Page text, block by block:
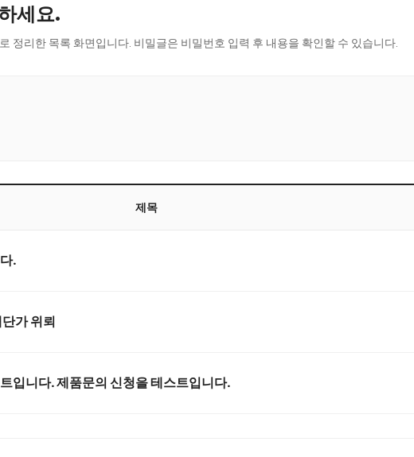
세요.
정리한 목록 화면입니다. 비밀글은 비밀번호 입력 후 내용을 확인할 수 있습니다.
제목
.
가 위뢰
입니다. 제품문의 신청을 테스트입니다.